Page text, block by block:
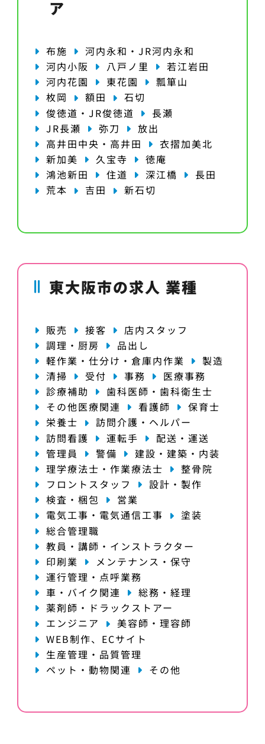
ア
布施
河内永和・JR河内永和
河内小阪
八戸ノ里
若江岩田
河内花園
東花園
瓢箪山
枚岡
額田
石切
俊徳道・JR俊徳道
長瀬
JR長瀬
弥刀
放出
高井田中央・高井田
衣摺加美北
新加美
久宝寺
徳庵
鴻池新田
住道 深江橋
長田
荒本
吉田 新石切
東大阪市の求人 業種
販売 接客
店内スタッフ
調理・厨房
品出し
軽作業・仕分け・倉庫内作業
製造
清掃
受付 事務
医療事務
診療補助
歯科医師・歯科衛生士
その他医療関連
看護師
保育士
栄養士
訪問介護・ヘルパー
訪問看護
運転手
配送・運送
管理員
警備
建設・建築・内装
理学療法士・作業療法士
整骨院
フロントスタッフ
設計・製作
検査・梱包
営業
電気工事・電気通信工事
塗装
総合管理職
教員・講師・インストラクター
印刷業
メンテナンス・保守
運行管理・点呼業務
車・バイク関連
総務・経理
薬剤師・ドラックストアー
エンジニア
美容師・理容師
WEB制作、ECサイト
生産管理・品質管理
ペット・動物関連
その他